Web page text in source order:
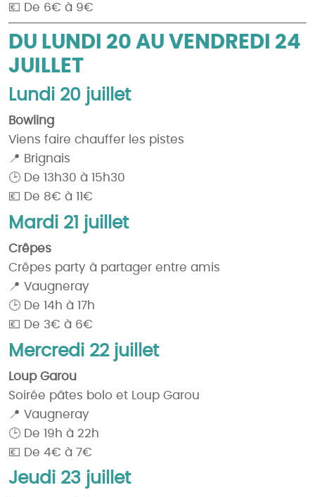
💶 De 6€ à 9€
DU LUNDI 20 AU VENDREDI 24
JUILLET
Lundi 20 juillet
Bowling
Viens faire chauffer les pistes
📍 Brignais
🕒 De 13h30 à 15h30
💶 De 8€ à 11€
Mardi 21 juillet
Crêpes
Crêpes party à partager entre amis
📍 Vaugneray
🕒 De 14h à 17h
💶 De 3€ à 6€
Mercredi 22 juillet
Loup Garou
Soirée pâtes bolo et Loup Garou
📍 Vaugneray
🕒 De 19h à 22h
💶 De 4€ à 7€
Jeudi 23 juillet